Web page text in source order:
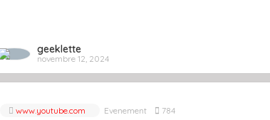
geeklette
novembre 12, 2024
www.youtube.com Evenement 784